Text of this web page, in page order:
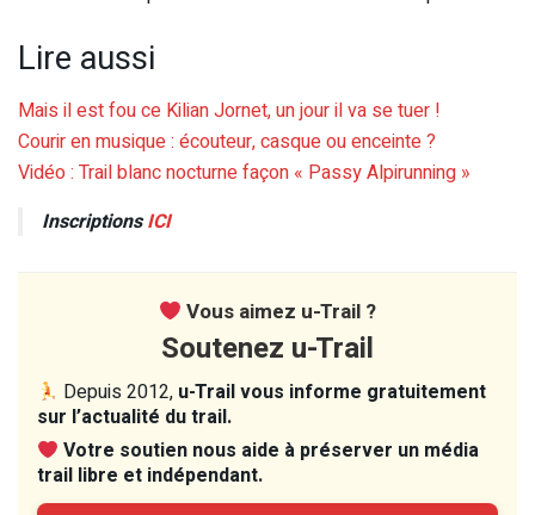
Lire aussi
Mais il est fou ce Kilian Jornet, un jour il va se tuer !
Courir en musique : écouteur, casque ou enceinte ?
Vidéo : Trail blanc nocturne façon « Passy Alpirunning »
InscriptionsICI
Vous aimez u-Trail ?
Soutenez u-Trail
Depuis 2012, u-Trail vous informe gratuitement
sur l’actualité du trail.
Votre soutien nous aide à préserver un média
trail libre et indépendant.